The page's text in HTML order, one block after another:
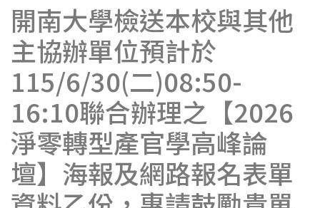
開南大學檢送本校與其他
主協辦單位預計於
115/6/30(二)08:50-
16:10聯合辦理之【2026
淨零轉型產官學高峰論
壇】海報及網路報名表單